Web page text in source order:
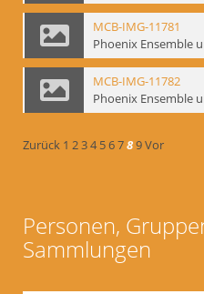
MCB-IMG-11781
MCB-IMG-11782
Zurück 1 234 56789Vor
Personen,
Sammlungen